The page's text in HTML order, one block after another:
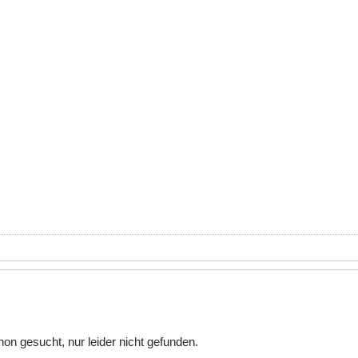
gesucht, nur leider nicht gefunden.